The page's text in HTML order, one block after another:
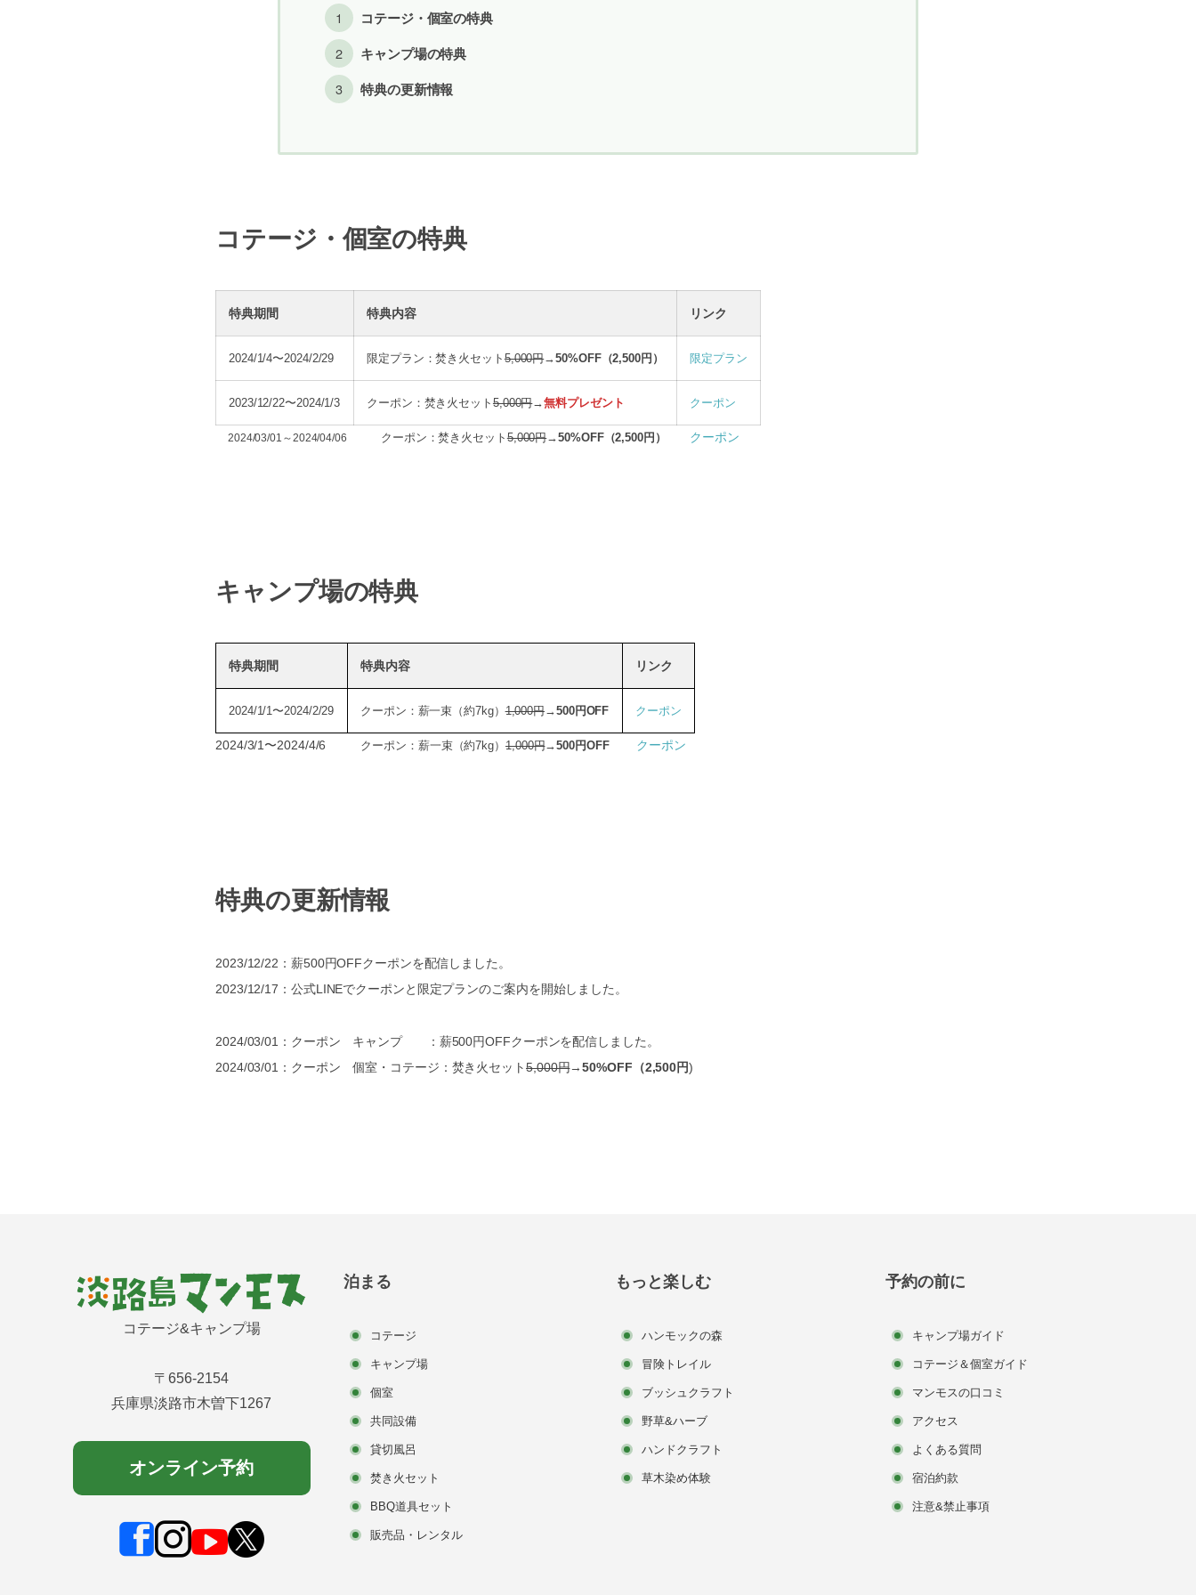
コテージ・個室の特典
キャンプ場の特典
特典の更新情報
コテージ・個室の特典
特典期間 特典内容 リンク
2024/1/4〜2024/2/29 限定プラン：焚き火セット5,000円→50%OFF（2,500円） 限定プラン
2023/12/22〜2024/1/3 クーポン：焚き火セット 5,000円→無料プレゼント クーポン
2024/03/01～2024/04/06 クーポン：焚き火セット5,000円→50%OFF（2,500円） クーポン
キャンプ場の特典
特典期間 特典内容 リンク
2024/1/1〜2024/2/29 クーポン：薪一束（約7kg）1,000円→500円OFF クーポン
2024/3/1〜2024/4/6 クーポン：薪一束（約7kg） 1,000円→500円OFF クーポン
特典の更新情報
2023/12/22：薪500円OFFクーポンを配信しました。
2023/12/17：公式LINEでクーポンと限定プランのご案内を開始しました。
2024/03/01：クーポン キャンプ ：薪500円OFFクーポンを配信しました。
2024/03/01：クーポン 個室・コテージ：焚き火セット5,000円→50%OFF（2,500円)
コテージ&キャンプ場
〒656-2154
兵庫県淡路市木曽下1267
オンライン予約
泊まる
コテージ
キャンプ場
個室
共同設備
貸切風呂
焚き火セット
BBQ道具セット
販売品・レンタル
もっと楽しむ
ハンモックの森
冒険トレイル
ブッシュクラフト
野草&ハーブ
ハンドクラフト
草木染め体験
予約の前に
キャンプ場ガイド
コテージ＆個室ガイド
マンモスの口コミ
アクセス
よくある質問
宿泊約款
注意&禁止事項